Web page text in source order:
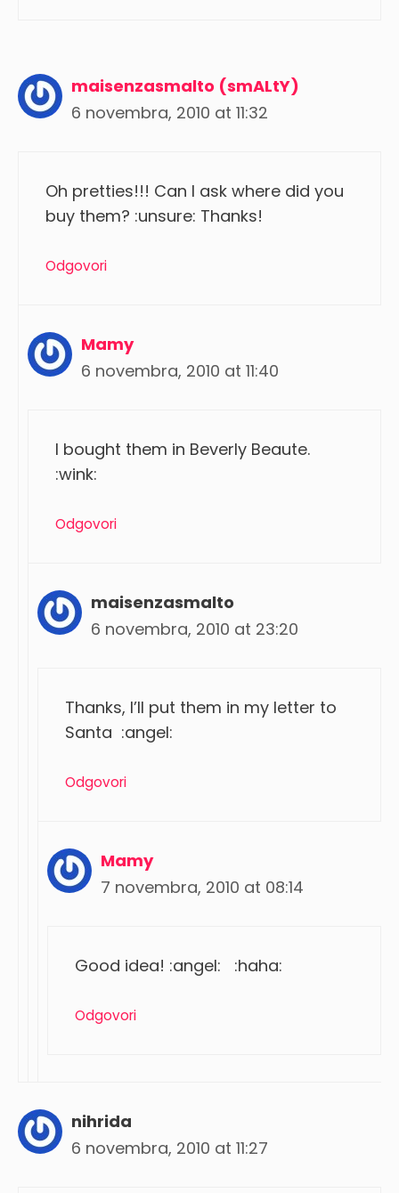
maisenzasmalto (smALtY)
6 novembra, 2010 at 11:32
Oh pretties!!! Can I ask where did you
buy them? :unsure: Thanks!
Odgovori
Mamy
6 novembra, 2010 at 11:40
I bought them in Beverly Beaute.
:wink:
Odgovori
maisenzasmalto
6 novembra, 2010 at 23:20
Thanks, I’ll put them in my letter to
Santa :angel:
Odgovori
Mamy
7 novembra, 2010 at 08:14
Good idea! :angel: :haha:
Odgovori
nihrida
6 novembra, 2010 at 11:27